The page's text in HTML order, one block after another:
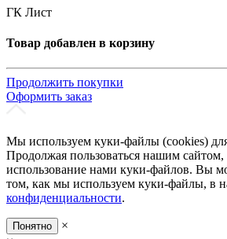
ГК Лист
Товар добавлен в корзину
Продолжить покупки
Оформить заказ
Мы используем куки-файлы (cookies)
Продолжая пользоваться нашим сайтом,
использование нами куки-файлов. Вы
том, как мы используем куки-файлы, в
конфиденциальности.
Понятно
×